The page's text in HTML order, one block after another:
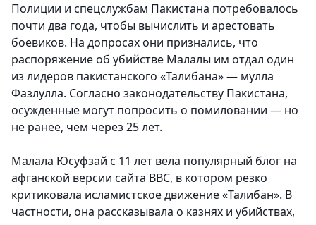
Полиции и спецслужбам Пакистана потребовалось
почти два года, чтобы вычислить и арестовать
боевиков. На допросах они признались, что
распоряжение об убийстве Малалы им отдал один
из лидеров пакистанского «Талибана» — мулла
Фазлулла. Согласно законодательству Пакистана,
осужденные могут попросить о помиловании — но
не ранее, чем через 25 лет.
Малала Юсуфзай с 11 лет вела популярный блог на
афганской версии сайта BBC, в котором резко
критиковала исламистское движение «Талибан». В
частности, она рассказывала о казнях и убийствах,